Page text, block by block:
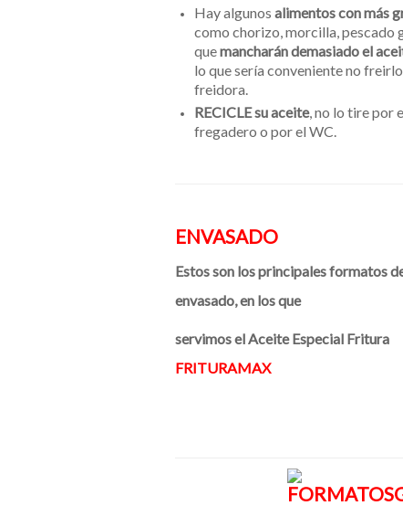
Hay algunos alimentos con más
como chorizo, morcilla, pescado
quemancharán demasiado el
lo que sería conveniente no
freidora.
RECICLE su aceite, no lo tire por
fregadero o por el WC.
ENVASADO
Estos son los principales formatos
envasado, en los que
servimos el Aceite Especial Fritura
FRITURAMAX